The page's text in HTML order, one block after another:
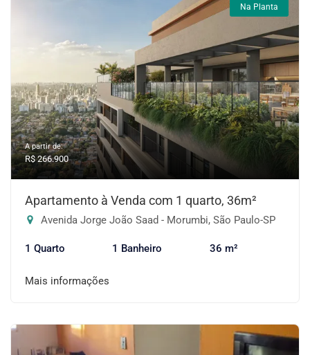
Na Planta
A partir de:
R$ 266.900
Apartamento à Venda com 1 quarto, 36m²
Avenida Jorge João Saad - Morumbi, São Paulo-SP
1 Quarto 1 Banheiro 36 m²
Mais informações